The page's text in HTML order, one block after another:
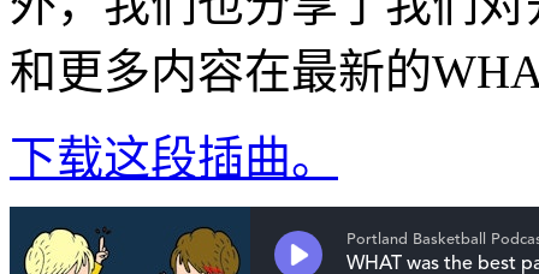
和更多内容在最新的
下载这段插曲。